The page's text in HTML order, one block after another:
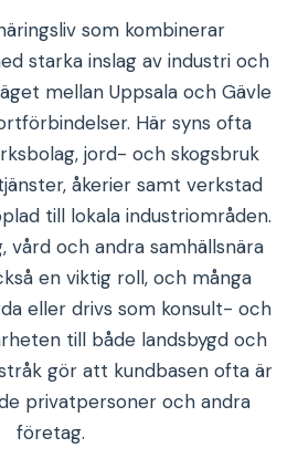
som kombinerar
starka inslag av industri och
mellan Uppsala och Gävle
Här syns ofta
jord- och skogsbruk
åkerier samt verkstad
till lokala industriområden.
vård och andra samhällsnära
en viktig roll, och många
eller drivs som konsult- och
till både landsbygd och
gör att kundbasen ofta är
privatpersoner och andra
företag.